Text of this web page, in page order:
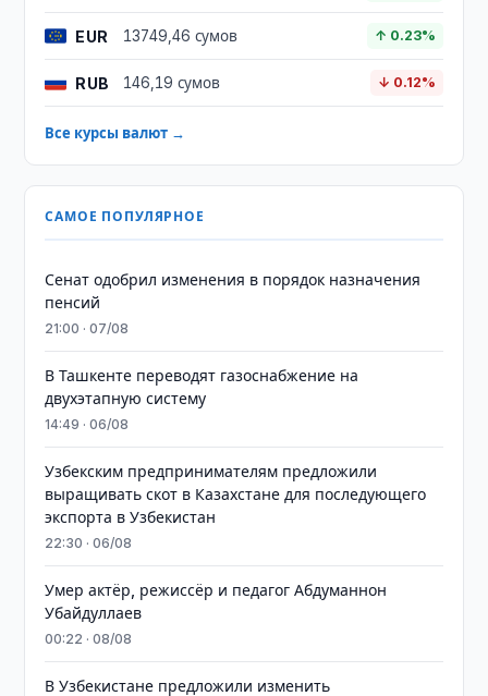
EUR 13749,46 сумов ↑ 0.23%
RUB 146,19 сумов ↓ 0.12%
Все курсы валют →
САМОЕ ПОПУЛЯРНОЕ
Сенат одобрил изменения в порядок назначения
пенсий
21:00 · 07/08
В Ташкенте переводят газоснабжение на
двухэтапную систему
14:49 · 06/08
Узбекским предпринимателям предложили
выращивать скот в Казахстане для последующего
экспорта в Узбекистан
22:30 · 06/08
Умер актёр, режиссёр и педагог Абдуманнон
Убайдуллаев
00:22 · 08/08
В Узбекистане предложили изменить